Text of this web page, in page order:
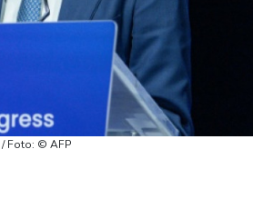
Foto: © AFP